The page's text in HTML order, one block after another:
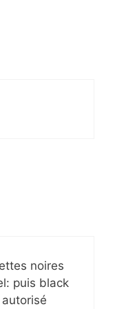
noires
puis black